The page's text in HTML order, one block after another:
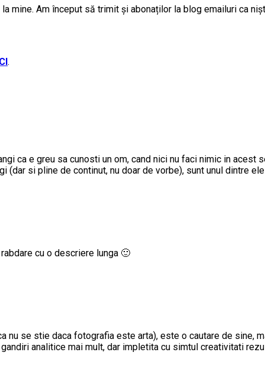
mine. Am început să trimit și abonaților la blog emailuri ca
.
ca e greu sa cunosti un om, cand nici nu faci nimic in acest
si pline de continut, nu doar de vorbe), sunt unul dintre
cu o descriere lunga 🙂
nu se stie daca fotografia este arta), este o cautare de sine,
analitice mai mult, dar impletita cu simtul creativitati